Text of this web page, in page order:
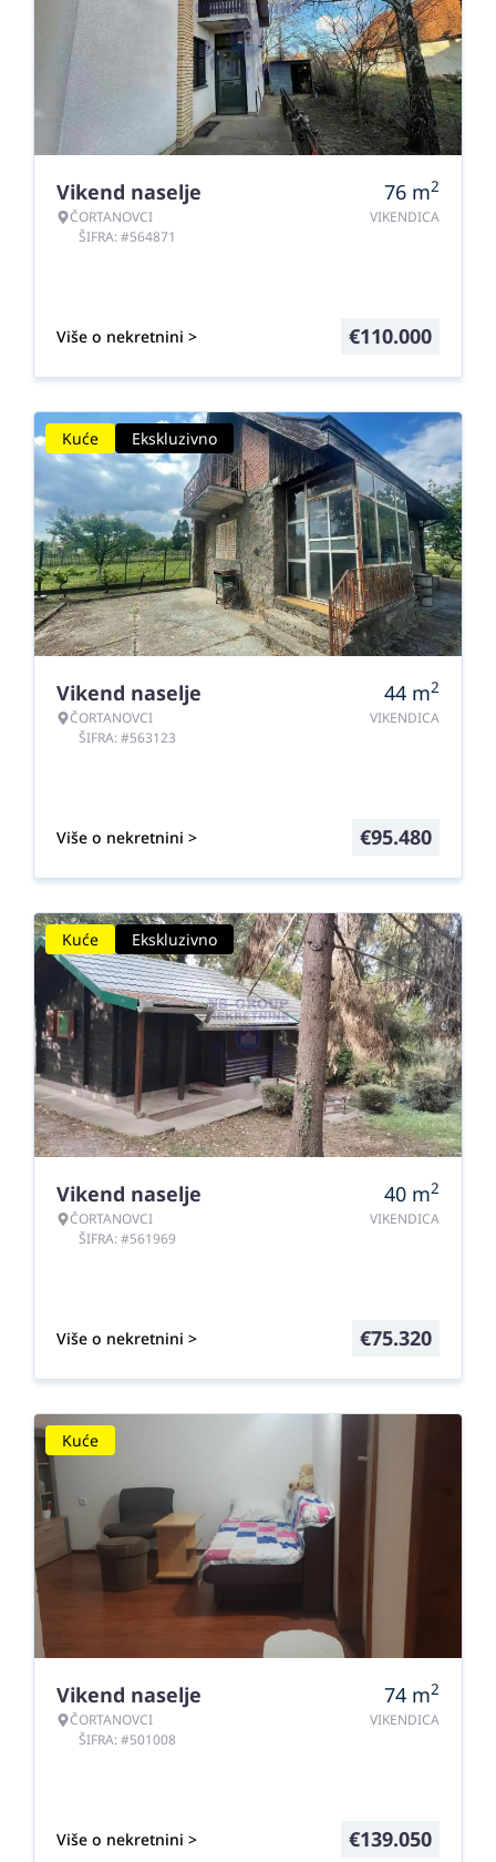
Vikend naselje
ČORTANOVCI
ŠIFRA: #564871
76 m2
VIKENDICA
Više o nekretnini > €110.000
Kuće Ekskluzivno
Vikend naselje
ČORTANOVCI
ŠIFRA: #563123
44 m2
VIKENDICA
Više o nekretnini > €95.480
Kuće Ekskluzivno
Vikend naselje
ČORTANOVCI
ŠIFRA: #561969
40 m2
VIKENDICA
Više o nekretnini > €75.320
Kuće
Vikend naselje
ČORTANOVCI
ŠIFRA: #501008
74 m2
VIKENDICA
Više o nekretnini > €139.050